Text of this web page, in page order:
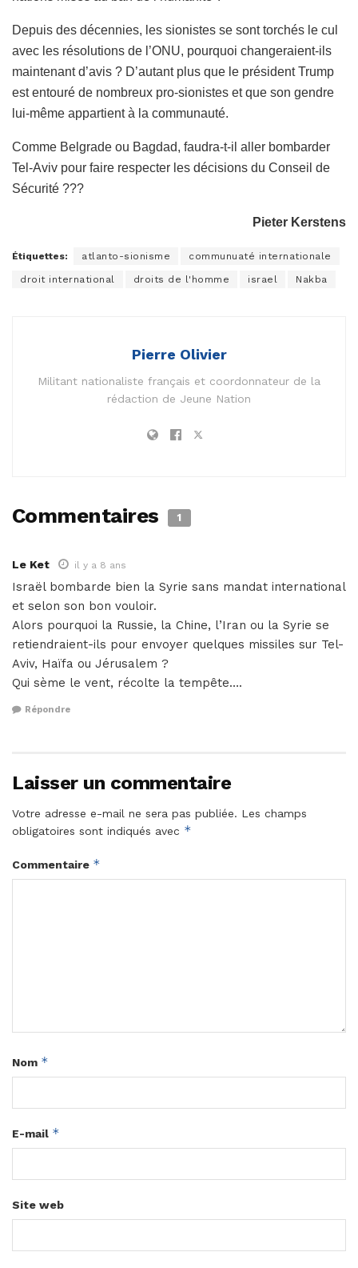
Depuis des décennies, les sionistes se sont torchés le cul
avec les résolutions de l’ONU, pourquoi changeraient-ils
maintenant d’avis ? D’autant plus que le président Trump
est entouré de nombreux pro-sionistes et que son gendre
lui-même appartient à la communauté.
Comme Belgrade ou Bagdad, faudra-t-il aller bombarder
Tel-Aviv pour faire respecter les décisions du Conseil de
Sécurité ???
Pieter Kerstens
Étiquettes: atlanto-sionisme communuaté internationale
droit international droits de l'homme israel Nakba
Pierre Olivier
Militant nationaliste français et coordonnateur de la
rédaction de Jeune Nation
Commentaires 1
Le Ket il y a 8 ans
Israël bombarde bien la Syrie sans mandat international
et selon son bon vouloir.
Alors pourquoi la Russie, la Chine, l’Iran ou la Syrie se
retiendraient-ils pour envoyer quelques missiles sur Tel-
Aviv, Haïfa ou Jérusalem ?
Qui sème le vent, récolte la tempête….
Répondre
Laisser un commentaire
Votre adresse e-mail ne sera pas publiée. Les champs
obligatoires sont indiqués avec *
Commentaire *
Nom *
E-mail *
Site web